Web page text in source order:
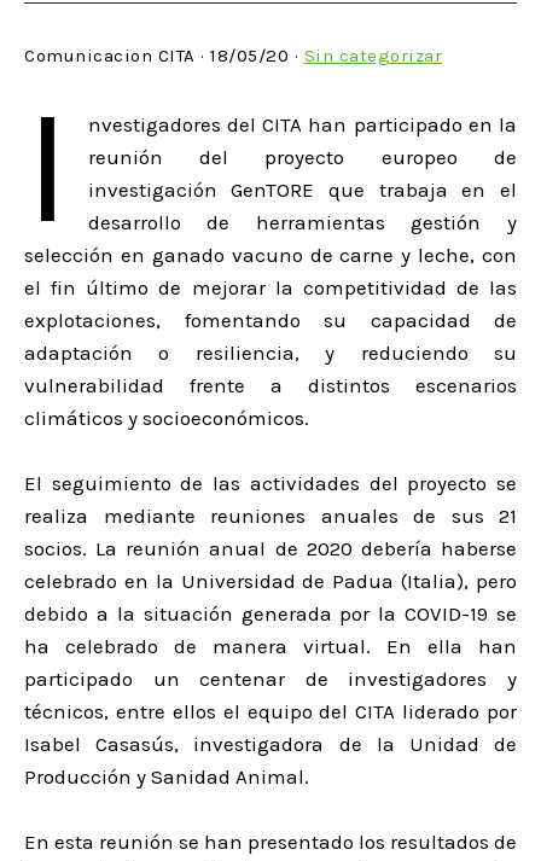
Comunicacion CITA · 18/05/20 · Sin categorizar
I
nvestigadores del CITA han participado en la
reunión del proyecto europeo de
investigación GenTORE que trabaja en el
desarrollo de herramientas gestión y
selección en ganado vacuno de carne y leche, con
el fin último de mejorar la competitividad de las
explotaciones, fomentando su capacidad de
adaptación o resiliencia, y reduciendo su
vulnerabilidad frente a distintos escenarios
climáticos y socioeconómicos.
El seguimiento de las actividades del proyecto se
realiza mediante reuniones anuales de sus 21
socios. La reunión anual de 2020 debería haberse
celebrado en la Universidad de Padua (Italia), pero
debido a la situación generada por la COVID-19 se
ha celebrado de manera virtual. En ella han
participado un centenar de investigadores y
técnicos, entre ellos el equipo del CITA liderado por
Isabel Casasús, investigadora de la Unidad de
Producción y Sanidad Animal.
En esta reunión se han presentado los resultados de